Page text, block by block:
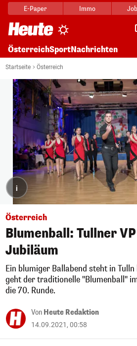
E-Paper Immo
ÖsterreichSportNachrichten
Startseite Österreich
i
Österreich
Blumenball: Tullner
Jubiläum
Ein blumiger Ballabend steht in
geht der traditionelle "Blumenball"
die 70. Runde.
Von Heute Redaktion
14.09.2021, 00:58